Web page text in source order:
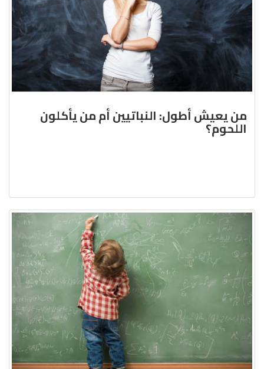
من يعيش أطول: النباتيين أم من يأكلون
اللحوم؟